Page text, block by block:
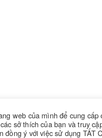
web của mình để cung cấp
sở thích của bạn và truy
đồng ý với việc sử dụng TẤT